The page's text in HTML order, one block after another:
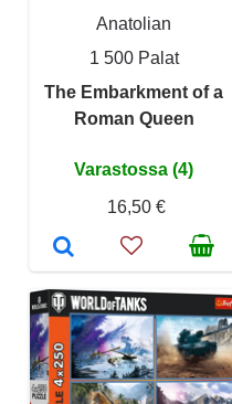
Anatolian
1 500 Palat
The Embarkment of a
Roman Queen
Varastossa (4)
16,50 €